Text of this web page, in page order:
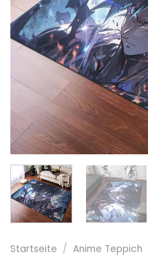
Startseite / Anime Teppich